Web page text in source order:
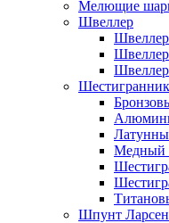
Мелющие
Швеллер
Швеллер
Шестигранник
Медный
Шпунт